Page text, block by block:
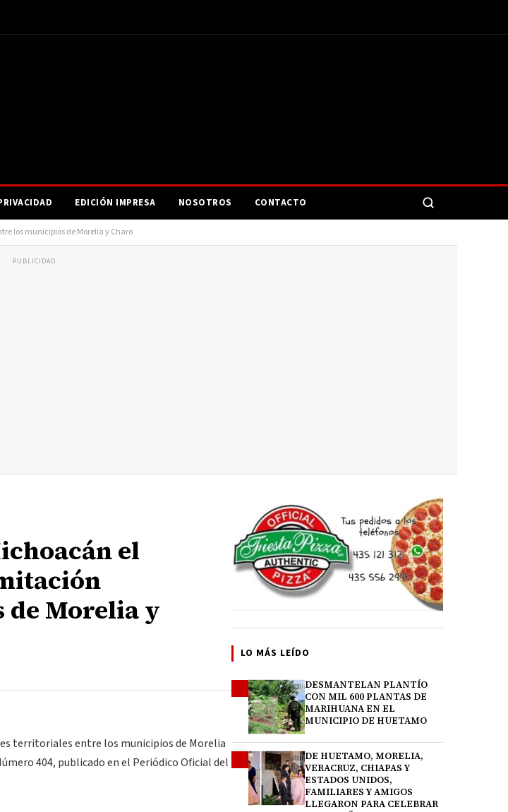
EDICIÓN IMPRESA NOSOTROS CONTACTO
los municipios de Morelia y Charo
PUBLICIDAD
el
Morelia y
territoriales entre los municipios de Morelia
404, publicado en el Periódico Oficial del
LO MÁS LEÍDO
DESMANTELAN PLANTÍO
CON MIL 600 PLANTAS DE
MARIHUANA EN EL
MUNICIPIO DE HUETAMO
DE HUETAMO, MORELIA,
VERACRUZ, CHIAPAS Y
ESTADOS UNIDOS,
FAMILIARES Y AMIGOS
LLEGARON PARA CELEBRAR